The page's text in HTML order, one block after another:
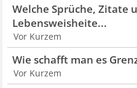
Welche Sprüche, Zitate
Lebensweisheite...
Vor Kurzem
Wie schafft man es
Vor Kurzem